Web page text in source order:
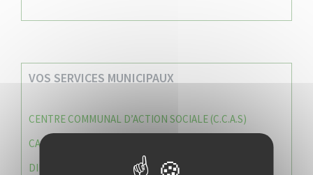
VOS SERVICES MUNICIPAUX
CENTRE COMMUNAL D’ACTION SOCIALE (C.C.A.S)
CAISSE DES ÉCOLES
DIRECTION DES SERVICES TECHNIQUES